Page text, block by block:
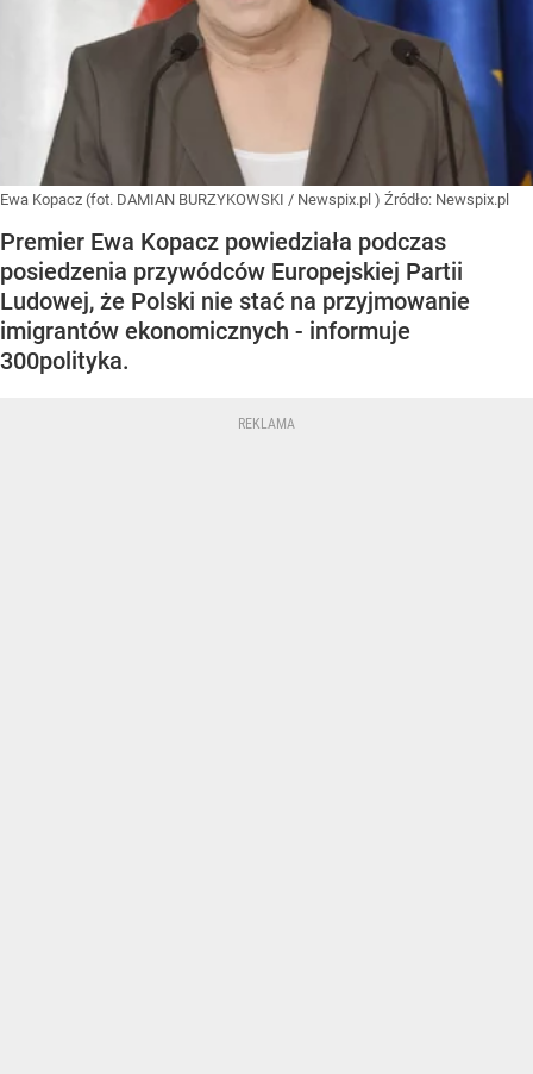
Ewa Kopacz (fot. DAMIAN BURZYKOWSKI / Newspix.pl ) Źródło: Newspix.pl
Premier Ewa Kopacz powiedziała podczas
posiedzenia przywódców Europejskiej Partii
Ludowej, że Polski nie stać na przyjmowanie
imigrantów ekonomicznych - informuje
300polityka.